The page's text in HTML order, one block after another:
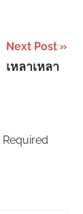
Next Post
เหลาเหลา
Required